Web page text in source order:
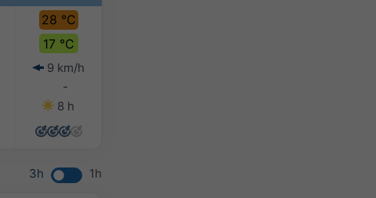
28 °C
17 °C
9 km/h
-
8 h
3h 1h